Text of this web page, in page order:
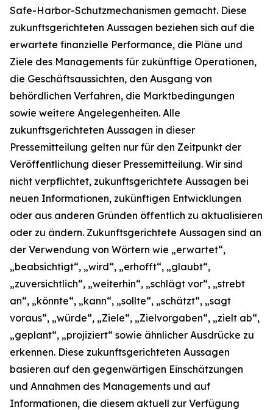
Safe-Harbor-Schutzmechanismen gemacht. Diese
zukunftsgerichteten Aussagen beziehen sich auf die
erwartete finanzielle Performance, die Pläne und
Ziele des Managements für zukünftige Operationen,
die Geschäftsaussichten, den Ausgang von
behördlichen Verfahren, die Marktbedingungen
sowie weitere Angelegenheiten. Alle
zukunftsgerichteten Aussagen in dieser
Pressemitteilung gelten nur für den Zeitpunkt der
Veröffentlichung dieser Pressemitteilung. Wir sind
nicht verpflichtet, zukunftsgerichtete Aussagen bei
neuen Informationen, zukünftigen Entwicklungen
oder aus anderen Gründen öffentlich zu aktualisieren
oder zu ändern. Zukunftsgerichtete Aussagen sind an
der Verwendung von Wörtern wie „erwartet“,
„beabsichtigt“, „wird“, „erhofft“, „glaubt“,
„zuversichtlich“, „weiterhin“, „schlägt vor“, „strebt
an“, „könnte“, „kann“, „sollte“, „schätzt“, „sagt
voraus“, „würde“, „Ziele“, „Zielvorgaben“, „zielt ab“,
„geplant“, „projiziert“ sowie ähnlicher Ausdrücke zu
erkennen. Diese zukunftsgerichteten Aussagen
basieren auf den gegenwärtigen Einschätzungen
und Annahmen des Managements und auf
Informationen, die diesem aktuell zur Verfügung